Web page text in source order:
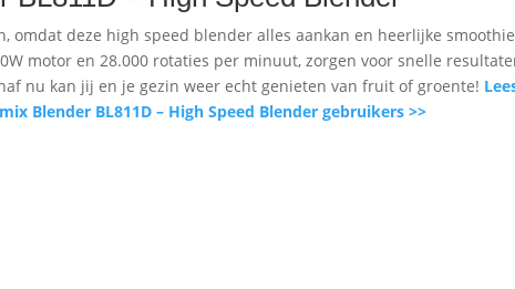
omdat deze high speed blender alles aankan en heerlijke
motor en 28.000 rotaties per minuut, zorgen voor snelle
nu kan jij en je gezin weer echt genieten van fruit of groente!
Blender BL811D – High Speed Blender gebruikers >>